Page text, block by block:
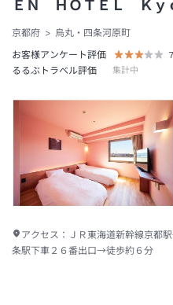
ＥＮ ＨＯＴＥＬ Ｋｙ
京都府
烏丸・四条河原町
お客様アンケート評価
るるぶトラベル評価
集計中
アクセス： ＪＲ東海道新幹線京都
条駅下車２６番出口→徒歩約６分